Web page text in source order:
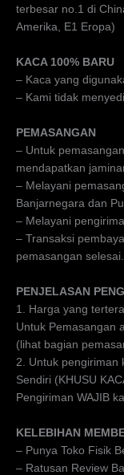
terbesar no.1 di
Amerika, E1 Eropa)
KACA 100% BARU
– Kaca yang
– Kami tidak
PEMASANGAN
– Untuk
mendapatkan
– Melayani
Banjarnegara dan
– Melayani
– Transaksi
pemasangan selesai.
PENJELASAN
1. Harga yang
Untuk Pemasangan
(lihat bagian
2. Untuk pengiriman
Sendiri (KHUSU
Pengiriman WAJIB
KELEBIHAN
– Punya Toko Fisik
– Ratusan Review